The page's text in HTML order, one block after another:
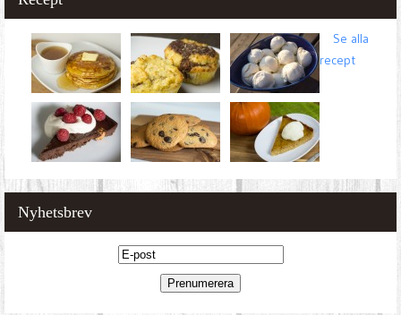
Se alla
recept
Nyhetsbrev